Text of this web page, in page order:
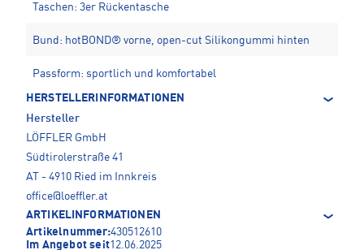
Taschen: 3er Rückentasche
Bund: hotBOND® vorne, open-cut Silikongummi hinten
Passform: sportlich und komfortabel
HERSTELLERINFORMATIONEN
Hersteller
LÖFFLER GmbH
Südtirolerstraße 41
AT - 4910 Ried im Innkreis
office@loeffler.at
ARTIKELINFORMATIONEN
Artikelnummer:430512610
Im Angebot seit12.06.2025